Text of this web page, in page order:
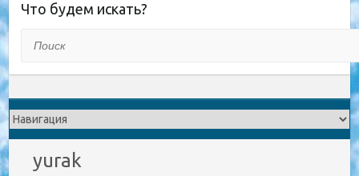
Что будем искать?
yurak